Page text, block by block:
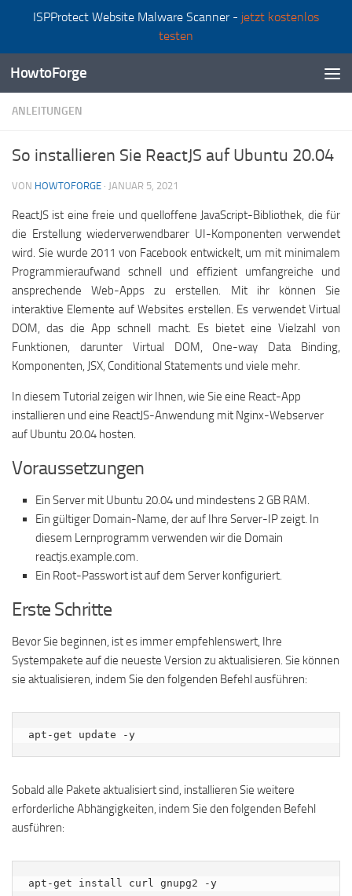
ISPProtect Website Malware Scanner - jetzt kostenlos
testen
Zum Inhalt springen
HowtoForge
ANLEITUNGEN
So installieren Sie ReactJS auf Ubuntu 20.04
VON HOWTOFORGE · JANUAR 5, 2021
ReactJS ist eine freie und quelloffene JavaScript-Bibliothek, die für
die Erstellung wiederverwendbarer UI-Komponenten verwendet
wird. Sie wurde 2011 von Facebook entwickelt, um mit minimalem
Programmieraufwand schnell und effizient umfangreiche und
ansprechende Web-Apps zu erstellen. Mit ihr können Sie
interaktive Elemente auf Websites erstellen. Es verwendet Virtual
DOM, das die App schnell macht. Es bietet eine Vielzahl von
Funktionen, darunter Virtual DOM, One-way Data Binding,
Komponenten, JSX, Conditional Statements und viele mehr.
In diesem Tutorial zeigen wir Ihnen, wie Sie eine React-App
installieren und eine ReactJS-Anwendung mit Nginx-Webserver
auf Ubuntu 20.04 hosten.
Voraussetzungen
Ein Server mit Ubuntu 20.04 und mindestens 2 GB RAM.
Ein gültiger Domain-Name, der auf Ihre Server-IP zeigt. In
diesem Lernprogramm verwenden wir die Domain
reactjs.example.com.
Ein Root-Passwort ist auf dem Server konfiguriert.
Erste Schritte
Bevor Sie beginnen, ist es immer empfehlenswert, Ihre
Systempakete auf die neueste Version zu aktualisieren. Sie können
sie aktualisieren, indem Sie den folgenden Befehl ausführen:
apt-get update -y
Sobald alle Pakete aktualisiert sind, installieren Sie weitere
erforderliche Abhängigkeiten, indem Sie den folgenden Befehl
ausführen:
apt-get install curl gnupg2 -y